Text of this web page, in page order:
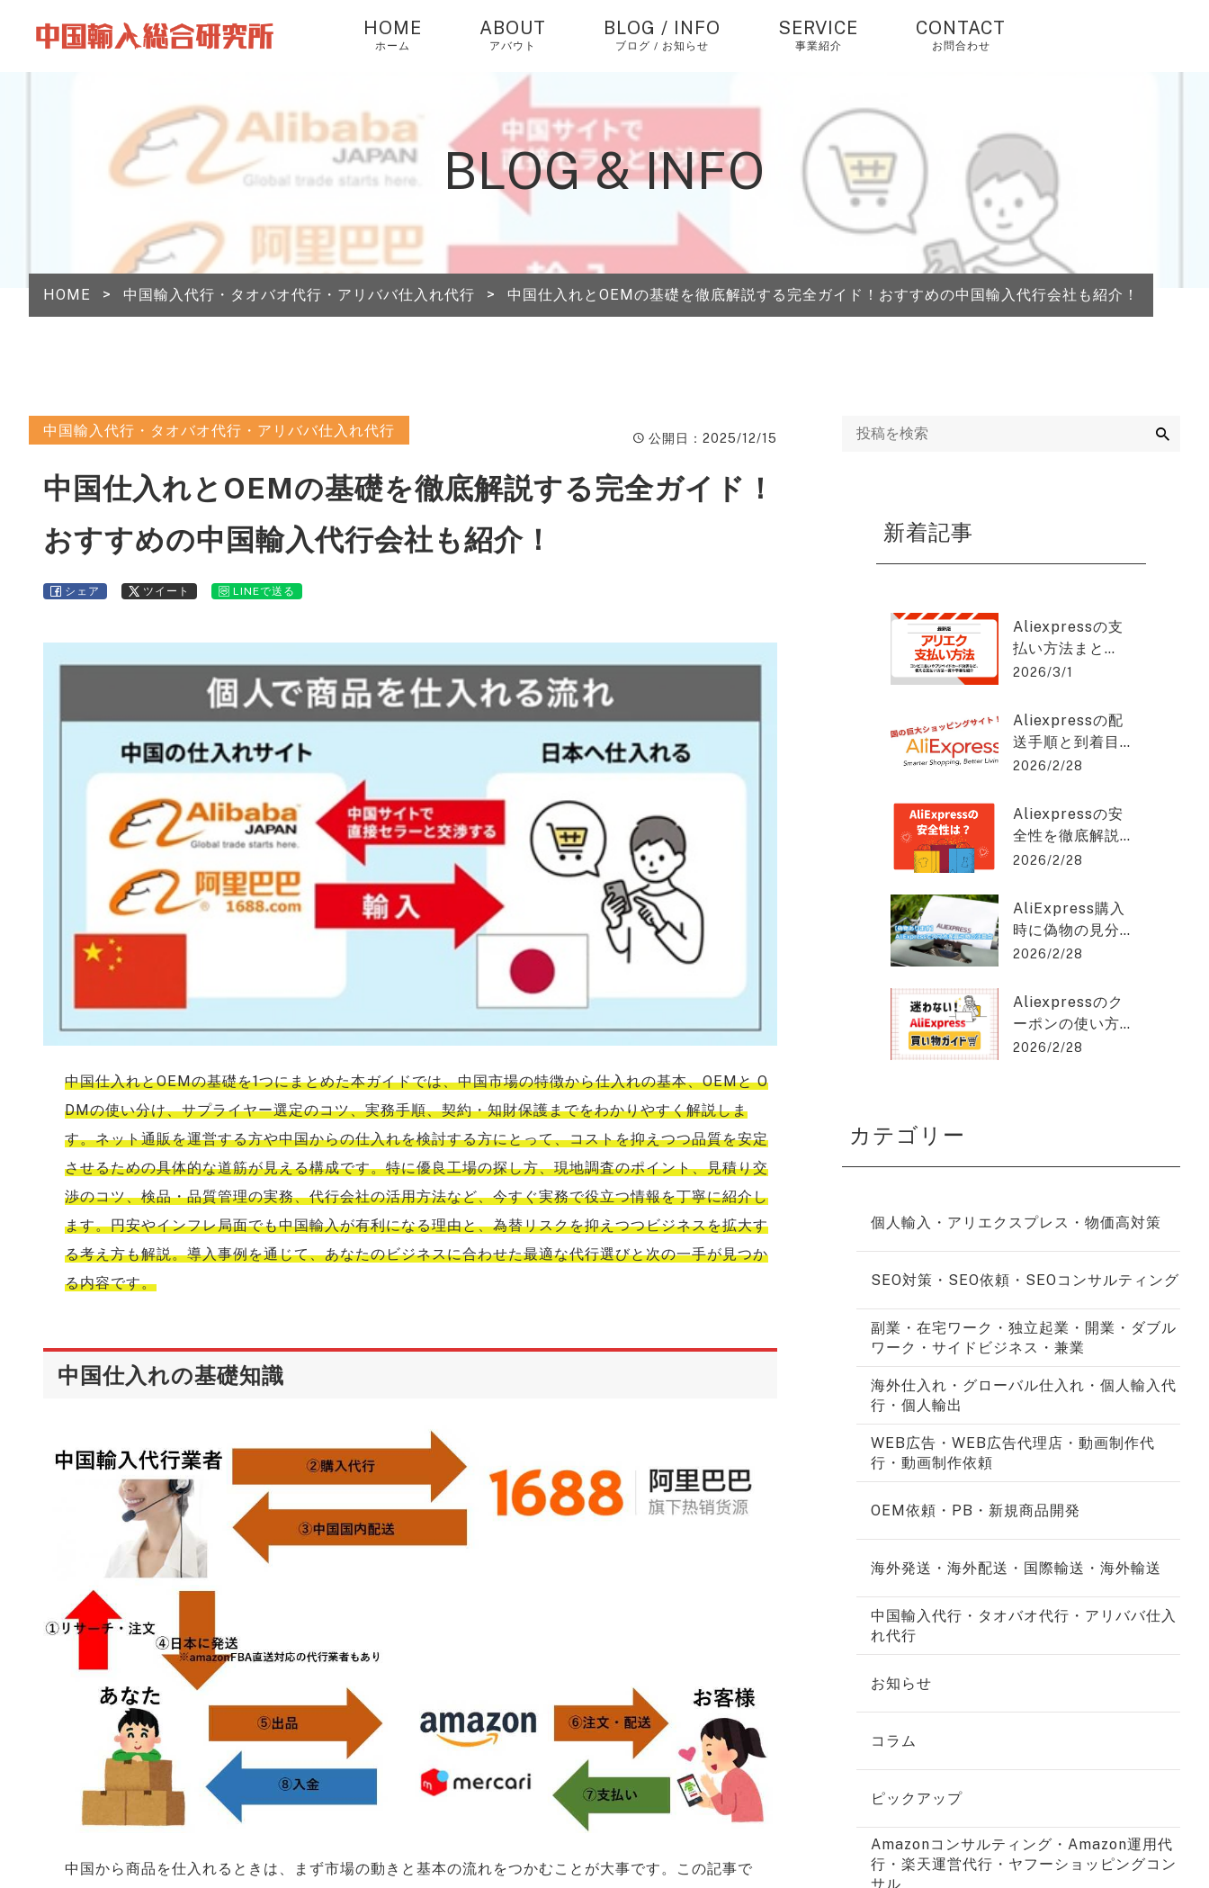
HOME
ホーム
ABOUT
アバウト
BLOG / INFO
ブログ / お知らせ
コラム
SERVICE
事業紹介
バオ代行・アリババ
仕入れ代行
個人輸入代行・アリ
エクスプレス（当社
経由で2%OFF）
中国OEM・OEM代行
ング広告運用・WEB
SEO対策・SEOコン
Chat GPT稼ぎの達人
CONTACT
お問合わせ
BLOG & INFO
HOME > 中国輸入代行・タオバオ代行・アリババ仕入れ代行 > 中国仕入れとOEMの基礎を徹底解説する完全ガイド！おすすめの中国輸入代行会社も紹介！
中国輸入代行・タオバオ代行・アリババ仕入れ代行 公開日 ：2025/12/15
中国仕入れとOEMの基礎を徹底解説する完全ガイド！
おすすめの中国輸入代行会社も紹介！
シェア ツイート LINEで送る
中国仕入れとOEMの基礎を1つにまとめた本ガイドでは、中国市場の特徴から仕入れの基本、OEMと O
DMの使い分け、サプライヤー選定のコツ、実務手順、契約・知財保護までをわかりやすく解説しま
す。ネット通販を運営する方や中国からの仕入れを検討する方にとって、コストを抑えつつ品質を安定
させるための具体的な道筋が見える構成です。特に優良工場の探し方、現地調査のポイント、見積り交
渉のコツ、検品・品質管理の実務、代行会社の活用方法など、今すぐ実務で役立つ情報を丁寧に紹介し
ます。円安やインフレ局面でも中国輸入が有利になる理由と、為替リスクを抑えつつビジネスを拡大す
る考え方も解説。導入事例を通じて、あなたのビジネスに合わせた最適な代行選びと次の一手が見つか
る内容です。
中国仕入れの基礎知識
中国から商品を仕入れるときは、まず市場の動きと基本の流れをつかむことが大事です。この記事で
新着記事
Aliexpressの支
払い方法まと
め：安全に使う
は？アリエクス
プレスを2%OFF
で購入できる方
2026/3/1
Aliexpressの配
送手順と到着目
安をわかりやす
クスプレスを2%
OFFで購入でき
2026/2/28
Aliexpressの安
全性を徹底解説
｜信頼できる購
は？アリエクス
プレスを2%OFF
2026/2/28
AliExpress購入
時に偽物の見分
け方と安く買う
エクスプレスを
2%OFFで購入で
2026/2/28
Aliexpressのク
ーポンの使い方
を徹底解説！保
2026/2/28
カテゴリー
個人輸入・アリエクスプレス・物価高対策
SEO対策・SEO依頼・SEOコンサルティング
副業・在宅ワーク・独立起業・開業・ダブル
ワーク・サイドビジネス・兼業
海外仕入れ・グローバル仕入れ・個人輸入代
行・個人輸出
WEB広告・WEB広告代理店・動画制作代
行・動画制作依頼
OEM依頼・PB・新規商品開発
海外発送・海外配送・国際輸送・海外輸送
中国輸入代行・タオバオ代行・アリババ仕入
れ代行
お知らせ
コラム
ピックアップ
Amazonコンサルティング・Amazon運用代
行・楽天運営代行・ヤフーショッピングコン
サル